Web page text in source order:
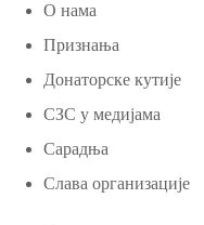
О нама
Признања
Донаторске кутије
СЗС у медијама
Сарадња
Слава организације